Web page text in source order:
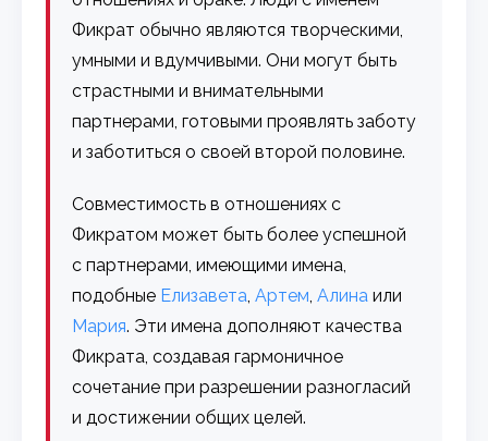
Фикрат обычно являются творческими,
умными и вдумчивыми. Они могут быть
страстными и внимательными
партнерами, готовыми проявлять заботу
и заботиться о своей второй половине.
Совместимость в отношениях с
Фикратом может быть более успешной
с партнерами, имеющими имена,
подобные Елизавета,Артем,Алина или
Мария. Эти имена дополняют качества
Фикрата, создавая гармоничное
сочетание при разрешении разногласий
и достижении общих целей.